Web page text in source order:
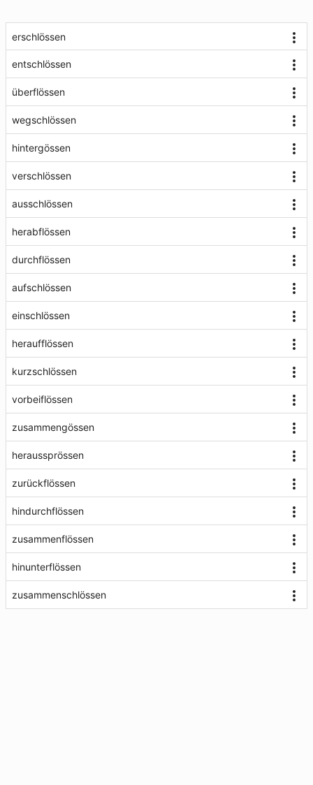
erschlössen
entschlössen
überflössen
wegschlössen
hintergössen
verschlössen
ausschlössen
herabflössen
durchflössen
aufschlössen
einschlössen
heraufflössen
kurzschlössen
vorbeiflössen
zusammengössen
heraussprössen
zurückflössen
hindurchflössen
zusammenflössen
hinunterflössen
zusammenschlössen